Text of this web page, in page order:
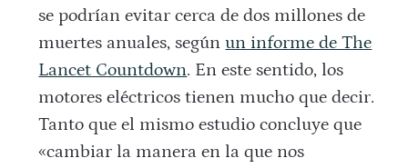
se podrían evitar cerca de dos millones de
muertes anuales, segúnun informe de The
Lancet Countdown. En este sentido, los
motores eléctricos tienen mucho que decir.
Tanto que el mismo estudio concluye que
«cambiar la manera en la que nos